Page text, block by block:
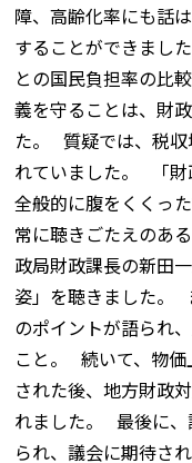
障、高齢化率にも話
することができまし
との国民負担率の比
義を守ることは、財
た。 質疑では、税収
れていました。 「財
全般的に腹をくくっ
常に聴きごたえのあ
政局財政課長の新田
姿」を聴きました。
のポイントが語られ
こと。 続いて、物価
された後、地方財政
れました。 最後に、
られ、議会に期待さ